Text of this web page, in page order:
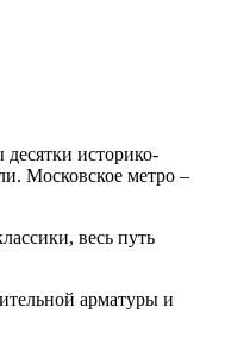
историко-
Московское метро –
весь путь
арматуры и